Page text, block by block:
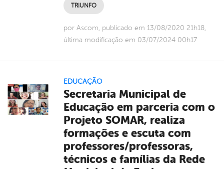
TRIUNFO
por Ascom, publicado em 13/08/2020 21h18,
última modificação em 03/07/2024 00h17
EDUCAÇÃO
Secretaria Municipal de
Educação em parceria com o
Projeto SOMAR, realiza
formações e escuta com
professores/professoras,
técnicos e famílias da Rede